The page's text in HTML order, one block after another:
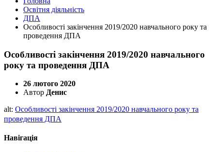
Освітня діяльність
ДПА
Особливості закінчення 2019/2020 навчального року та
проведення ДПА
Особливості закінчення 2019/2020 навчального
року та проведення ДПА
26 лютого 2020
Автор Денис
alt: Особливості закінчення 2019/2020 навчального року та
проведення ДПА
Навігація